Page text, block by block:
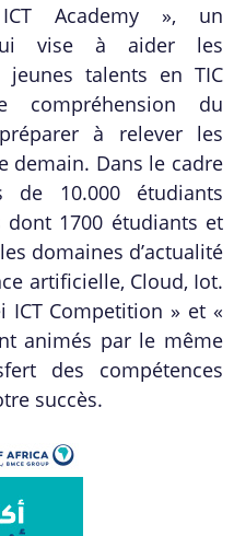
Academy », un
vise à aider les
talents en TIC
compréhension du
à relever les
demain. Dans le cadre
de 10.000 étudiants
1700 étudiants et
domaines d’actualité
artificielle, Cloud, Iot.
ICT Competition » et «
animés par le même
des compétences
succès.